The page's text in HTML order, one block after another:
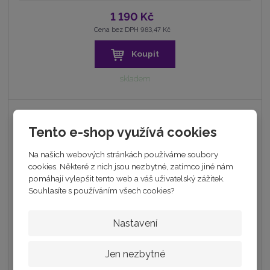
Tento e-shop využívá cookies
Na našich webových stránkách používáme soubory
cookies. Některé z nich jsou nezbytné, zatímco jiné nám
pomáhají vylepšit tento web a váš uživatelský zážitek.
Souhlasíte s používáním všech cookies?
Nastavení
Jen nezbytné
1 190 Kč
Cena bez DPH 983,47 Kč
Koupit
skladem
Stříbrný náhrdelník VC s perletí 42+3cm
990 Kč
Koupit